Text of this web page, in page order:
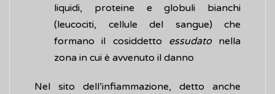
liquidi, proteine e globuli bianchi
(leucociti, cellule del sangue) che
formano il cosiddetto essudatonella
zona in cui è avvenuto il danno
Nel sito dell’infiammazione, detto anche